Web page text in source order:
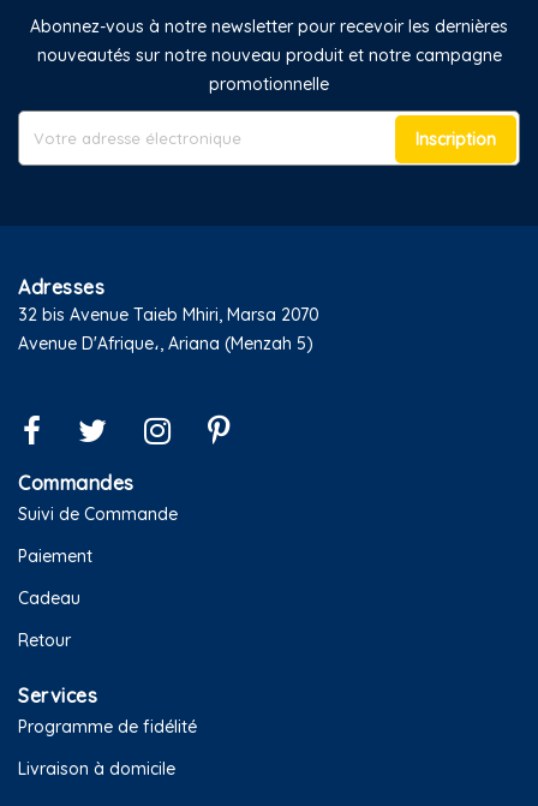
Abonnez-vous à notre newsletter pour recevoir les dernières
nouveautés sur notre nouveau produit et notre campagne
promotionnelle
Inscription
Adresses
32 bis Avenue Taieb Mhiri, Marsa 2070
Avenue D'Afrique،, Ariana (Menzah 5)
Commandes
Suivi de Commande
Paiement
Cadeau
Retour
Services
Programme de fidélité
Livraison à domicile